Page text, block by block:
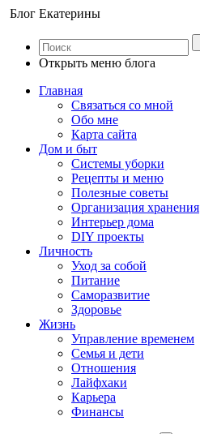
Блог Екатерины
Открыть меню блога
Главная
Связаться со мной
Обо мне
Карта сайта
Дом и быт
Системы уборки
Рецепты и меню
Полезные советы
Организация хранения
Интерьер дома
DIY проекты
Личность
Уход за собой
Питание
Саморазвитие
Здоровье
Жизнь
Управление временем
Семья и дети
Отношения
Лайфхаки
Карьера
Финансы